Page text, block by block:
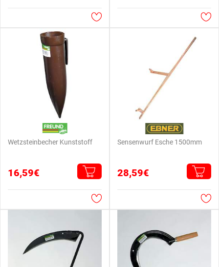
Wetzsteinbecher Kunststoff
16,59€
Sensenwurf Esche 1500mm
28,59€